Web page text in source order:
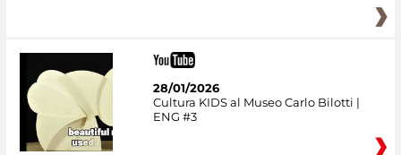
28/01/2026
Cultura KIDS al Museo Carlo Bilotti |
ENG #3